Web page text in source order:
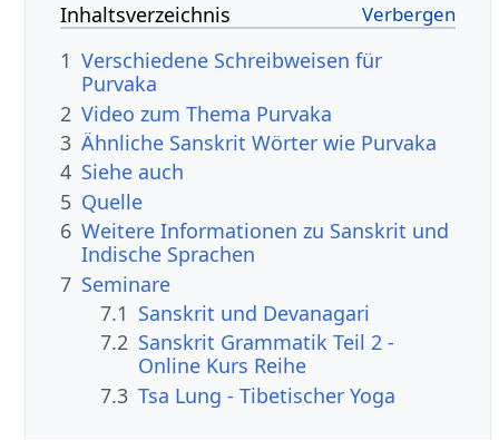
Inhaltsverzeichnis
1 Verschiedene Schreibweisen für
Purvaka
2 Video zum Thema Purvaka
3 Ähnliche Sanskrit Wörter wie Purvaka
4 Siehe auch
5 Quelle
6 Weitere Informationen zu Sanskrit und
Indische Sprachen
7 Seminare
7.1 Sanskrit und Devanagari
7.2 Sanskrit Grammatik Teil 2 -
Online Kurs Reihe
7.3 Tsa Lung - Tibetischer Yoga